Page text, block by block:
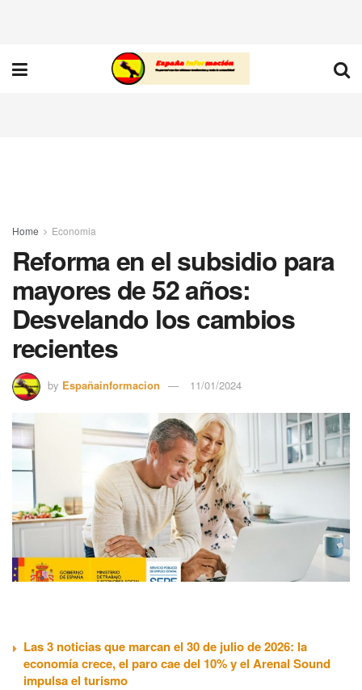
Home Economia
Reforma en el subsidio para
mayores de 52 años:
Desvelando los cambios
recientes
by Españainformacion 11/01/2024
Las 3 noticias que marcan el 30 de julio de 2026: la
economía crece, el paro cae del 10% y el Arenal Sound
impulsa el turismo